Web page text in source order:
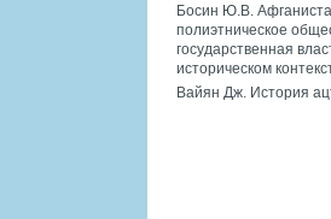
Босин Ю.В.
полиэтническое
государственная
историческом
Вайян Дж. История